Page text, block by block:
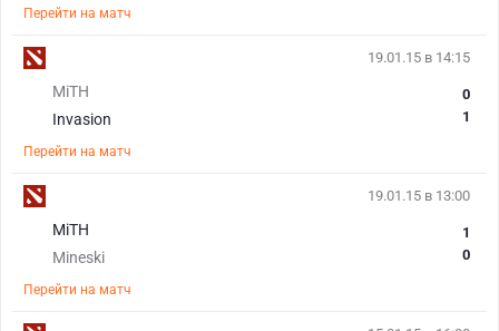
Перейти на матч
19.01.15 в 14:15
MiTH
Invasion
0
1
Перейти на матч
19.01.15 в 13:00
MiTH
Mineski
1
0
Перейти на матч